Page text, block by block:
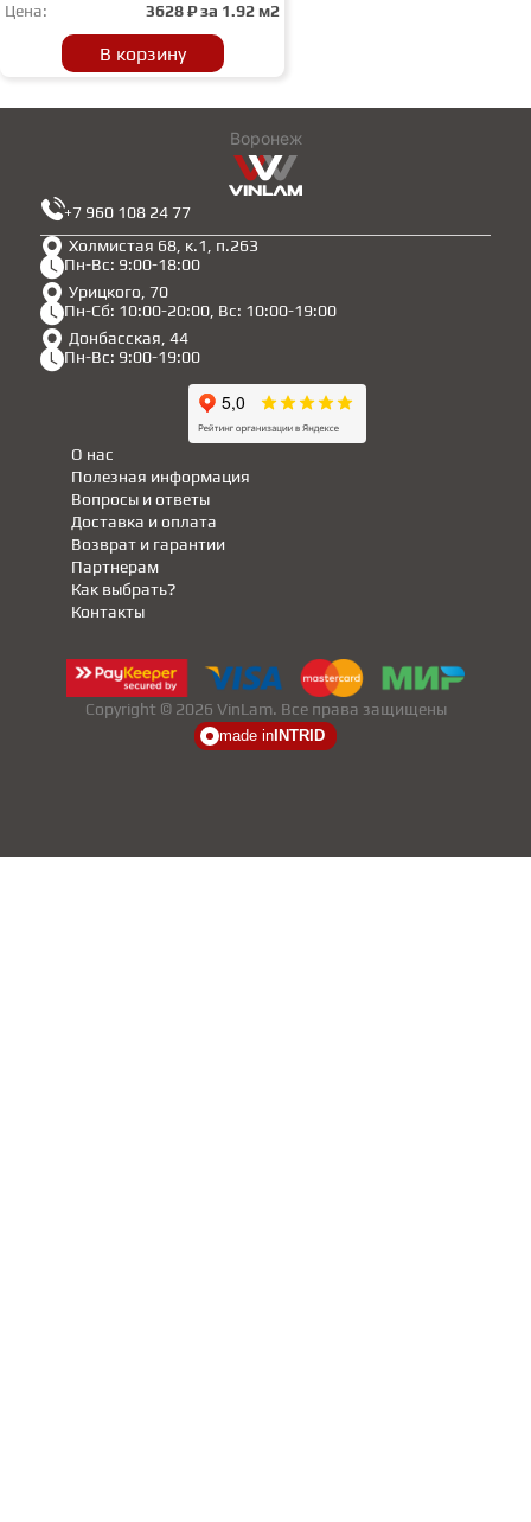
Цена: 3628₽ за 1.92 м2
В корзину
Воронеж
Холмистая 68, к.1, п.263
Пн-Вс: 9:00-18:00
Урицкого, 70
Пн-Сб: 10:00-20:00, Вс: 10:00-19:00
Донбасская, 44
Пн-Вс: 9:00-19:00
+7 960 108 24 77
Полезная информация
Партнерам
Вопросы и ответы
Доставка и оплата
Возврат и гарантии
Как выбрать?
О нас
Контакты
Copyright © 2026 VinLam. Все права защищены
made in INTRID